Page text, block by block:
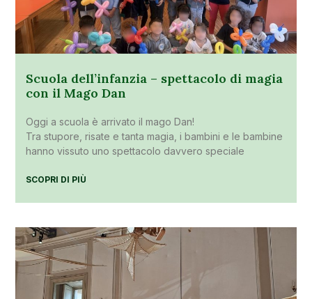
Scuola dell’infanzia – spettacolo di magia
con il Mago Dan
Oggi a scuola è arrivato il mago Dan!
Tra stupore, risate e tanta magia, i bambini e le bambine
hanno vissuto uno spettacolo davvero speciale
SCOPRI DI PIÙ